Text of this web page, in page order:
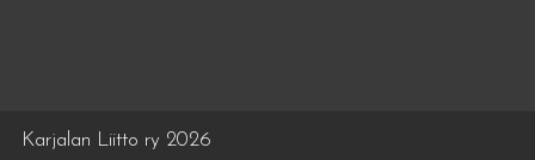
Karjalan Liitto ry 2026